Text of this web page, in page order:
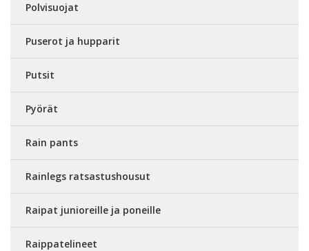
Polvisuojat
Puserot ja hupparit
Putsit
Pyörät
Rain pants
Rainlegs ratsastushousut
Raipat junioreille ja poneille
Raippatelineet